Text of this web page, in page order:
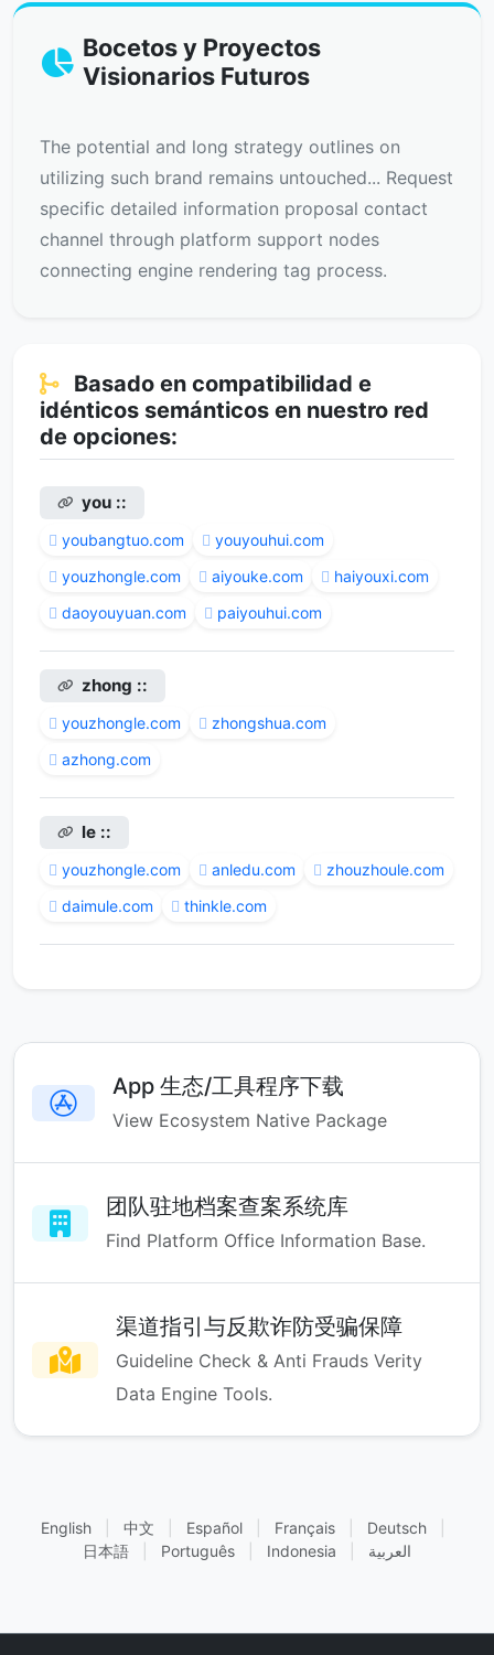
Bocetos y Proyectos
Visionarios Futuros
The potential and long strategy outlines on
utilizing such brand remains untouched... Request
specific detailed information proposal contact
channel through platform support nodes
connecting engine rendering tag process.
Basado en compatibilidad e
idénticos semánticos en nuestro red
de opciones:
you ::
youbangtuo.com
youyouhui.com
youzhongle.com
aiyouke.com
haiyouxi.com
daoyouyuan.com
paiyouhui.com
zhong ::
youzhongle.com
zhongshua.com
azhong.com
le ::
youzhongle.com anledu.com
zhouzhoule.com
daimule.com
thinkle.com
App 生态/工具程序下载
View Ecosystem Native Package
团队驻地档案查案系统库
Find Platform Office Information Base.
渠道指引与反欺诈防受骗保障
Guideline Check & Anti Frauds Verity
Data Engine Tools.
English 中文 Español Français Deutsch
日本語
Português Indonesia العربية